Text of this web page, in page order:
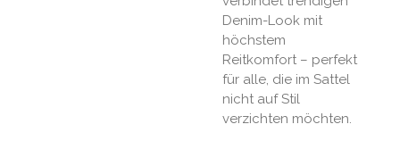
Denim-Look mit
höchstem
Reitkomfort – perfekt
für alle, die im Sattel
nicht auf Stil
verzichten möchten.